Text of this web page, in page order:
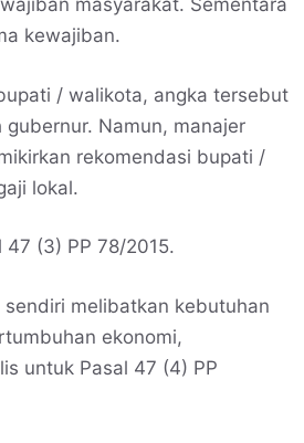
masyarakat. Sementara
kewajiban.
/ walikota, angka tersebut
Namun, manajer
rekomendasi bupati /
lokal.
(3) PP 78/2015.
melibatkan kebutuhan
ekonomi,
untuk Pasal 47 (4) PP